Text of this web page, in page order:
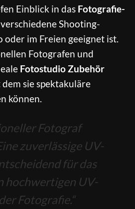
Einblick in das Fotografie-
Shooting-
oder im Freien geeignet ist.
Fotografen und
Fotostudio Zubehör
sie spektakuläre
können.
Fotograf
zuverlässige UV-
für das
hochwertigen UV-
Fotografie.“